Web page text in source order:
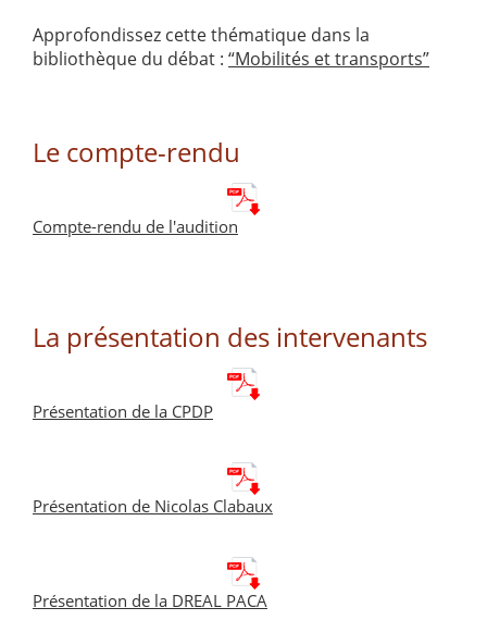
Approfondissez cette thématique dans la
bibliothèque du débat : “Mobilités et transports”
Le compte-rendu
Compte-rendu de l'audition
La présentation des intervenants
Présentation de la CPDP
Présentation de Nicolas Clabaux
Présentation de la DREAL PACA